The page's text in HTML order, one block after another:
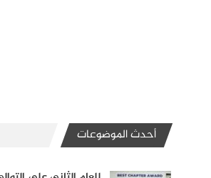
أحدث الموضوعات